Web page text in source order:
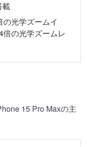
載
光学ズームイ
の光学ズームレ
15 Pro Maxの主